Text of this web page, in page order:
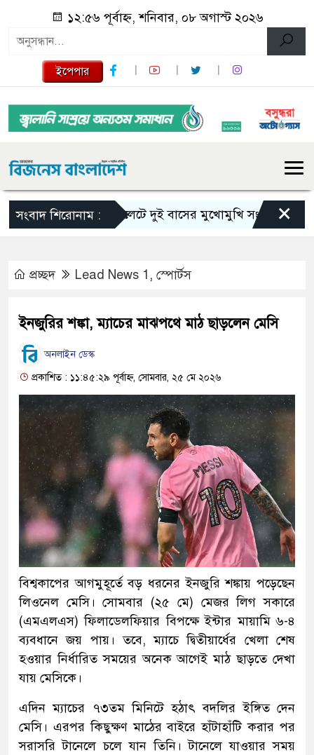
১২:৫৬ পূর্বাহ্ন, শনিবার, ০৮ অগাস্ট ২০২৬
ইপেপার
সংবাদ শিরোনাম :সিলেটে দুই বাসের মুখোমুখি সংঘর্ষে নিহত বেড়ে
×
প্রচ্ছদ Lead News 1 , স্পোর্টস
ইনজুরির শঙ্কা, ম্যাচের মাঝপথে মাঠ ছাড়লেন মেসি
অনলাইন ডেস্ক
প্রকাশিত : ১১:৪৫:২৯ পূর্বাহ্ন, সোমবার, ২৫ মে ২০২৬
বিশ্বকাপের আগমুহূর্তে বড় ধরনের ইনজুরি শঙ্কায় পড়েছেন
লিওনেল মেসি। সোমবার (২৫ মে) মেজর লিগ সকারে
(এমএলএস) ফিলাডেলফিয়ার বিপক্ষে ইন্টার মায়ামি ৬-৪
ব্যবধানে জয় পায়। তবে, ম্যাচে দ্বিতীয়ার্ধের খেলা শেষ
হওয়ার নির্ধারিত সময়ের অনেক আগেই মাঠ ছাড়তে দেখা
যায় মেসিকে।
এদিন ম্যাচের ৭৩তম মিনিটে হঠাৎ বদলির ইঙ্গিত দেন
মেসি। এরপর কিছুক্ষণ মাঠের বাইরে হাঁটাহাঁটি করার পর
সরাসরি টানেলে চলে যান তিনি। টানেলে যাওয়ার সময়